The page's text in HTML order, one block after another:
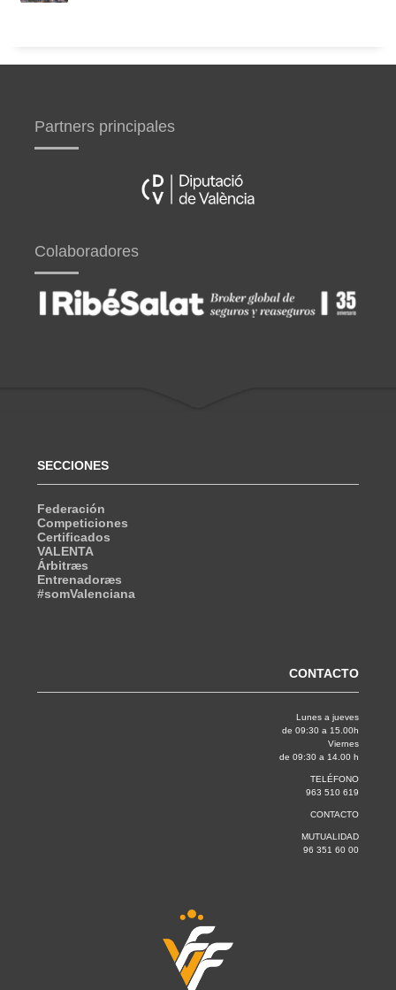
Partners principales
Colaboradores
SECCIONES
Federación
Competiciones
Certificados
VALENTA
Árbitræs
Entrenadoræs
#somValenciana
CONTACTO
Lunes a jueves
de 09:30 a 15.00h
Viernes
de 09:30 a 14.00 h
TELÉFONO
963 510 619
CONTACTO
MUTUALIDAD
96 351 60 00